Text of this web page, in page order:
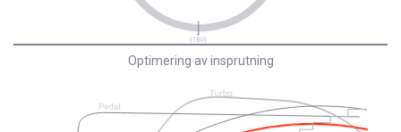
Optimering av insprutning